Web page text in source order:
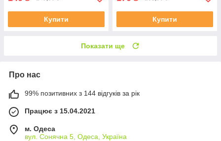
Купити Купити
Показати ще
Про нас
99% позитивних з 144 відгуків за рік
Працює з 15.04.2021
м. Одеса
вул. Сонячна 5, Одеса, Україна